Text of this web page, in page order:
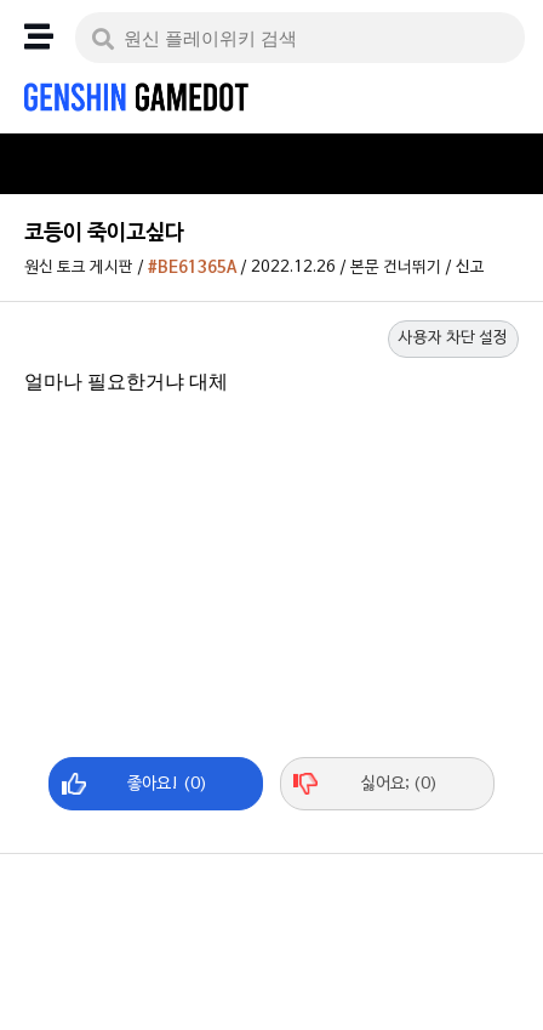
코등이 죽이고싶다
원신 토크 게시판 / #BE61365A/ 2022.12.26 / 본문 건너뛰기 / 신고
사용자 차단 설정
얼마나 필요한거냐 대체
좋아요! (0) 싫어요; (0)